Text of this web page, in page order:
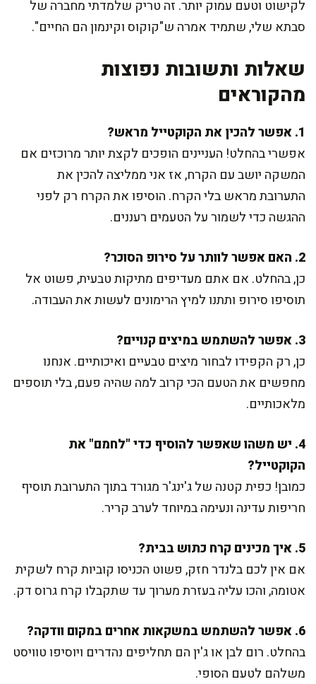
לקישוט וטעם עמוק יותר. זה טריק שלמדתי מחברה של
סבתא שלי, שתמיד אמרה ש"קוקוס וקינמון הם החיים".
שאלות ותשובות נפוצות
מהקוראים
1. אפשר להכין את הקוקטייל מראש?
אפשרי בהחלט! העניינים הופכים לקצת יותר מרוכזים אם
המשקה יושב עם הקרח, אז אני ממליצה להכין את
התערובת מראש בלי הקרח. הוסיפו את הקרח רק לפני
ההגשה כדי לשמור על הטעמים רעננים.
2. האם אפשר לוותר על סירופ הסוכר?
כן, בהחלט. אם אתם מעדיפים מתיקות טבעית, פשוט אל
תוסיפו סירופ ותתנו למיץ הרימונים לעשות את העבודה.
3. אפשר להשתמש במיצים קנויים?
כן, רק הקפידו לבחור מיצים טבעיים ואיכותיים. אנחנו
מחפשים את הטעם הכי קרוב למה שהיה פעם, בלי תוספים
מלאכותיים.
4. יש משהו שאפשר להוסיף כדי "לחמם" את
הקוקטייל?
כמובן! כפית קטנה של ג'ינג'ר מגורד בתוך התערובת תוסיף
חריפות עדינה ונעימה במיוחד לערב קריר.
5. איך מכינים קרח כתוש בבית?
אם אין לכם בלנדר חזק, פשוט הכניסו קוביות קרח לשקית
אטומה, והכו עליה בעזרת מערוך עד שתקבלו קרח גרוס דק.
6. אפשר להשתמש במשקאות אחרים במקום וודקה?
בהחלט. רום לבן או ג'ין הם תחליפים נהדרים ויוסיפו טוויסט
משלהם לטעם הסופי.